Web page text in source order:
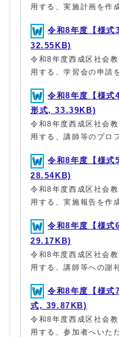
用する、実施計画を作
令和8年度【様式
32.55KB)
令和8年度西成区社会
用する、学習会の申請
令和8年度【様式
形式, 33.39KB)
令和8年度西成区社会
用する、講師等のプロ
令和8年度【様式
28.54KB)
令和8年度西成区社会
用する、実施報告を作
令和8年度【様式
29.17KB)
令和8年度西成区社会
用する、講師等への謝
令和8年度【様式
式, 39.87KB)
令和8年度西成区社会
用する、参加者へいた